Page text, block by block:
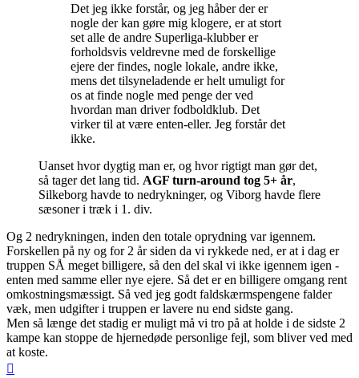
Det jeg ikke forstår, og jeg håber der er
nogle der kan gøre mig klogere, er at stort
set alle de andre Superliga-klubber er
forholdsvis veldrevne med de forskellige
ejere der findes, nogle lokale, andre ikke,
mens det tilsyneladende er helt umuligt for
os at finde nogle med penge der ved
hvordan man driver fodboldklub. Det
virker til at være enten-eller. Jeg forstår det
ikke.
Uanset hvor dygtig man er, og hvor rigtigt man gør det,
så tager det lang tid. AGF turn-around tog 5+ år,
Silkeborg havde to nedrykninger, og Viborg havde flere
sæsoner i træk i 1. div.
Og 2 nedrykningen, inden den totale oprydning var igennem.
Forskellen på ny og for 2 år siden da vi rykkede ned, er at i dag er
truppen SÅ meget billigere, så den del skal vi ikke igennem igen -
enten med samme eller nye ejere. Så det er en billigere omgang rent
omkostningsmæssigt. Så ved jeg godt faldskærmspengene falder
væk, men udgifter i truppen er lavere nu end sidste gang.
Men så længe det stadig er muligt må vi tro på at holde i de sidste 2
kampe kan stoppe de hjernedøde personlige fejl, som bliver ved med
at koste.